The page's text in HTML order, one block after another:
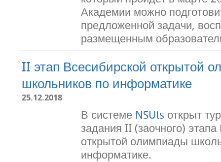
Академии можно
предложенной задачи,
размещенным
II этап Всесибирской открытой
школьников по информатике
25.12.2018
В системе NSUts открыт
задания II (заочного)
открытой олимпиады
информатике.